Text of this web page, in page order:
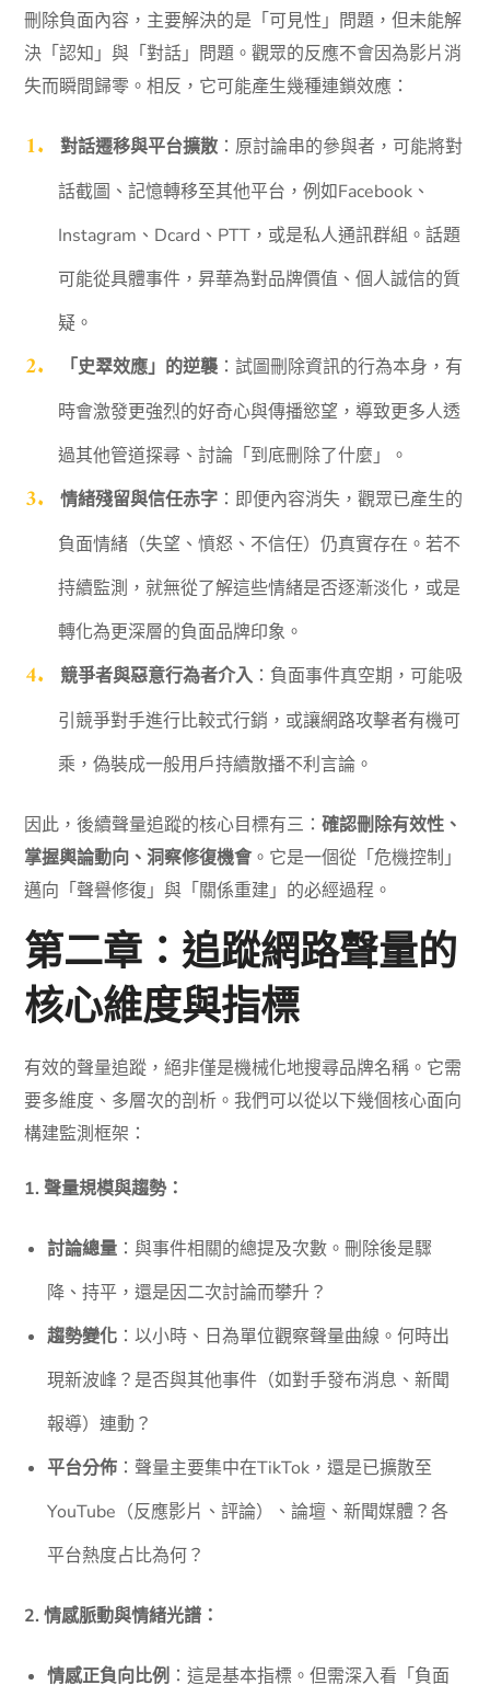
刪除負面內容，主要解決的是「可見性」問題，但未能解
決「認知」與「對話」問題。觀眾的反應不會因為影片消
失而瞬間歸零。相反，它可能產生幾種連鎖效應：
對話遷移與平台擴散：原討論串的參與者，可能將對
話截圖、記憶轉移至其他平台，例如Facebook、
Instagram、Dcard、PTT，或是私人通訊群組。話題
可能從具體事件，昇華為對品牌價值、個人誠信的質
疑。
「史翠效應」的逆襲：試圖刪除資訊的行為本身，有
時會激發更強烈的好奇心與傳播慾望，導致更多人透
過其他管道探尋、討論「到底刪除了什麼」。
情緒殘留與信任赤字：即便內容消失，觀眾已產生的
負面情緒（失望、憤怒、不信任）仍真實存在。若不
持續監測，就無從了解這些情緒是否逐漸淡化，或是
轉化為更深層的負面品牌印象。
競爭者與惡意行為者介入：負面事件真空期，可能吸
引競爭對手進行比較式行銷，或讓網路攻擊者有機可
乘，偽裝成一般用戶持續散播不利言論。
因此，後續聲量追蹤的核心目標有三：確認刪除有效性、
掌握輿論動向、洞察修復機會。它是一個從「危機控制」
邁向「聲譽修復」與「關係重建」的必經過程。
第二章：追蹤網路聲量的
核心維度與指標
有效的聲量追蹤，絕非僅是機械化地搜尋品牌名稱。它需
要多維度、多層次的剖析。我們可以從以下幾個核心面向
構建監測框架：
1. 聲量規模與趨勢：
討論總量 ：與事件相關的總提及次數。刪除後是驟
降、持平，還是因二次討論而攀升？
趨勢變化 ：以小時、日為單位觀察聲量曲線。何時出
現新波峰？是否與其他事件（如對手發布消息、新聞
報導）連動？
平台分佈 ：聲量主要集中在TikTok，還是已擴散至
YouTube（反應影片、評論）、論壇、新聞媒體？各
平台熱度占比為何？
2. 情感脈動與情緒光譜：
情感正負向比例 ：這是基本指標。但需深入看「負面